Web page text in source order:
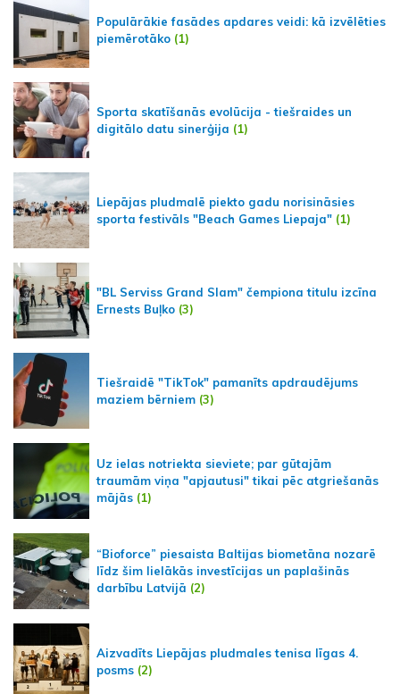
Populārākie fasādes apdares veidi: kā izvēlēties
piemērotāko (1)
Sporta skatīšanās evolūcija - tiešraides un
digitālo datu sinerģija (1)
Liepājas pludmalē piekto gadu norisināsies
sporta festivāls "Beach Games Liepaja" (1)
"BL Serviss Grand Slam" čempiona titulu izcīna
Ernests Buļko (3)
Tiešraidē "TikTok" pamanīts apdraudējums
maziem bērniem (3)
Uz ielas notriekta sieviete; par gūtajām
traumām viņa "apjautusi" tikai pēc atgriešanās
mājās (1)
“Bioforce” piesaista Baltijas biometāna nozarē
līdz šim lielākās investīcijas un paplašinās
darbību Latvijā (2)
Aizvadīts Liepājas pludmales tenisa līgas 4.
posms (2)